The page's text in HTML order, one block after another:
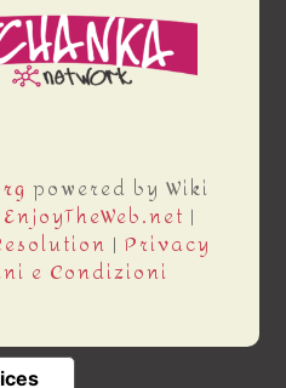
powered by Wiki
EnjoyTheWeb.net |
| Privacy
e Condizioni